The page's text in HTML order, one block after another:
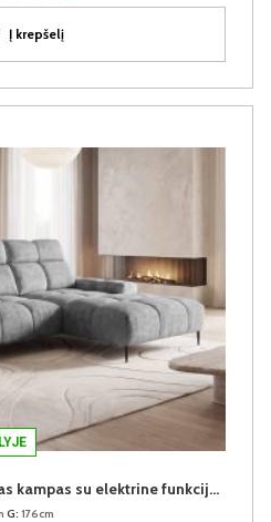
Į krepšelį
GIOVANNI-S (I gr.) minkštas kampas su elektrine funkcija (Aphrodite-21) D
G: 176cm